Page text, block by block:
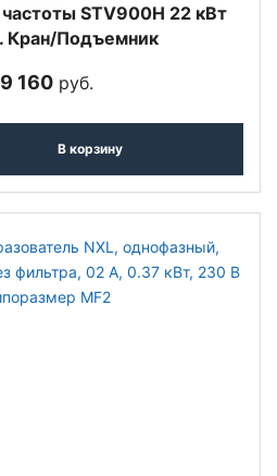
STV900H 22 кВт
Кран/Подъемник
160руб.
В корзину